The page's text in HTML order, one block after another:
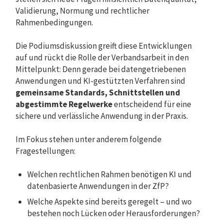
Validierung, Normung und rechtlicher
Rahmenbedingungen.
Die Podiumsdiskussion greift diese Entwicklungen
auf und rückt die Rolle der Verbandsarbeit in den
Mittelpunkt: Denn gerade bei datengetriebenen
Anwendungen und KI-gestützten Verfahren sind
gemeinsame Standards, Schnittstellen und
abgestimmte Regelwerkeentscheidend für eine
sichere und verlässliche Anwendung in der Praxis.
Im Fokus stehen unter anderem folgende
Fragestellungen:
Welchen rechtlichen Rahmen benötigen KI und
datenbasierte Anwendungen in der ZfP?
Welche Aspekte sind bereits geregelt – und wo
bestehen noch Lücken oder Herausforderungen?